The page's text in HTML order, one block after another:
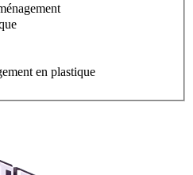
en plastique